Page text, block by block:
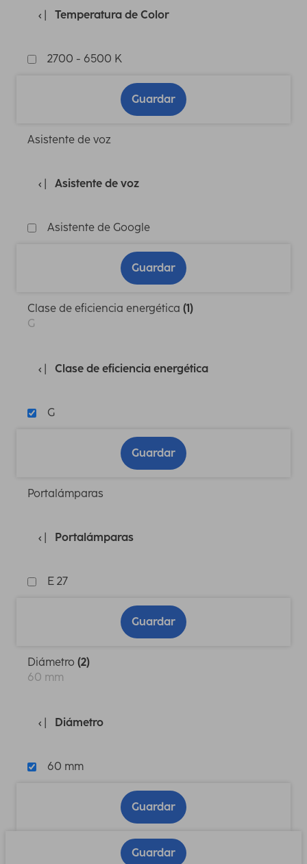
Temperatura de Color
2700 - 6500 K
Guardar
Asistente de voz
Asistente de voz
Asistente de Google
Guardar
Clase de eficiencia energética (1)
G
Clase de eficiencia energética
G
Guardar
Portalámparas
Portalámparas
E 27
Guardar
Diámetro (2)
60 mm
Diámetro
60 mm
Guardar
Guardar